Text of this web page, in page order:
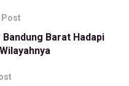
Lembang yang begitu
Barat Hadapi